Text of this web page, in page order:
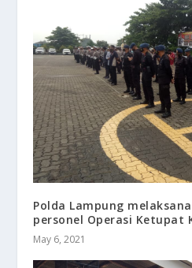
Polda Lampung
personel Operasi Ketupat
May 6, 2021